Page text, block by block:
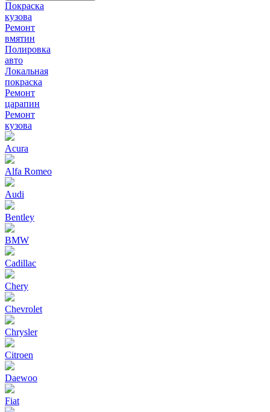
Покраска
кузова
Ремонт
вмятин
Полировка
авто
Локальная
покраска
Ремонт
царапин
Ремонт
кузова
Acura
Alfa Romeo
Audi
Bentley
BMW
Cadillac
Chery
Chevrolet
Chrysler
Citroen
Daewoo
Fiat